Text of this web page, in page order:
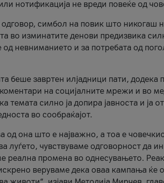
нотификација не вреди повеќе од
симбол на повик што никогаш
во изминатите денови предизвика
од невниманието и за потребата од
беше завртен илјадници пати, додека
на социјалните мрежи и во
темата силно ја допира јавноста и ја
во сообраќајот.
од она што е најважно, а тоа е
луѓето, чувствуваме одговорност да
реална промена во однесувањето.
веруваме дека оваа кампања ќе